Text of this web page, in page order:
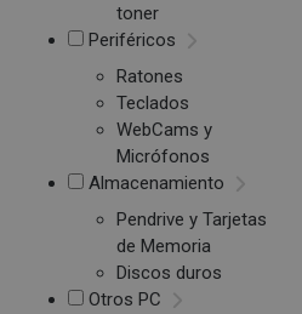
toner
Periféricos
Ratones
Teclados
WebCams y
Micrófonos
Almacenamiento
Pendrive y Tarjetas
de Memoria
Discos duros
Otros PC